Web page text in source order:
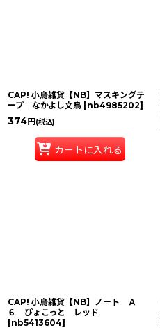
CAP! 小鳥雑貨【NB】マスキングテ
ープ なかよし文鳥 [nb4985202]
374円 (税込)
カートに入れる
CAP! 小鳥雑貨【NB】ノート Ａ
６ ぴょこっと レッド
[nb5413604]